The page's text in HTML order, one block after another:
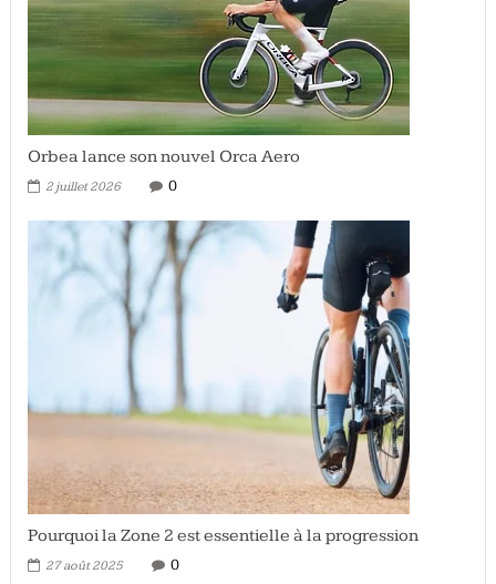
Orbea lance son nouvel Orca Aero
2 juillet 2026 0
Pourquoi la Zone 2 est essentielle à la progression
27 août 2025 0